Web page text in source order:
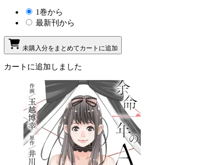
1巻から
最新刊から
未購入分をまとめてカートに追加
カートに追加しました